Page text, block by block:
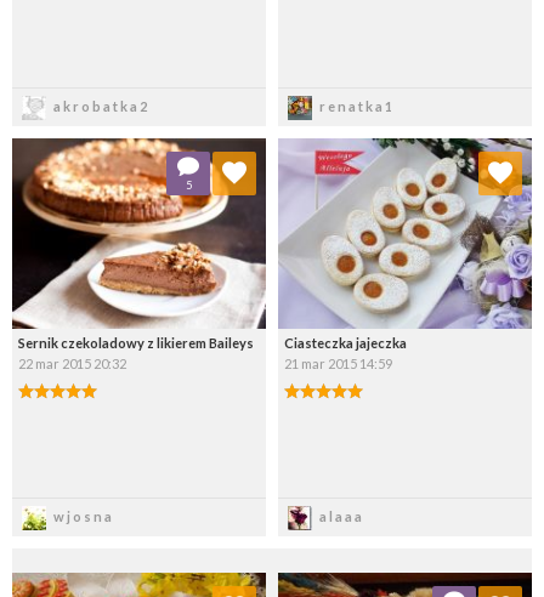
akrobatka2 renatka1
Sernik czekoladowy z likierem Baileys
22 mar 2015 20:32
wjosna
5
Dodaj do ulubionych
Wybierz listę:
Ciasteczka jajeczka
21 mar 2015 14:59
alaaa
Dodaj do ulubionych
Wybierz listę:
Dodaj do ulubionych Dodaj do ulubionych